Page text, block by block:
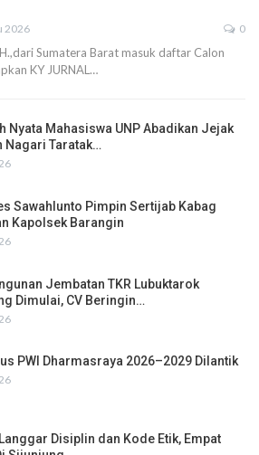
2026 0
Sumatera Barat masuk daftar Calon
KY JURNAL…
Nyata Mahasiswa UNP Abadikan Jejak
Nagari Taratak…
Sawahlunto Pimpin Sertijab Kabag
Kapolsek Barangin
Jembatan TKR Lubuktarok
Dimulai, CV Beringin…
PWI Dharmasraya 2026–2029 Dilantik
Disiplin dan Kode Etik, Empat